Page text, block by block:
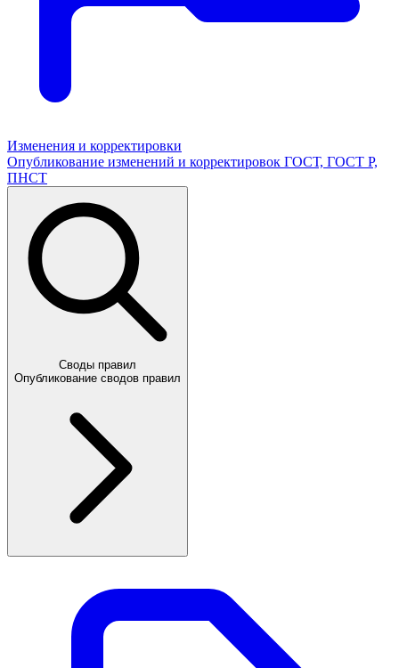
Изменения и корректировки
Опубликование изменений и корректировок ГОСТ, ГОСТ Р,
ПНСТ
Своды правил
Опубликование сводов правил